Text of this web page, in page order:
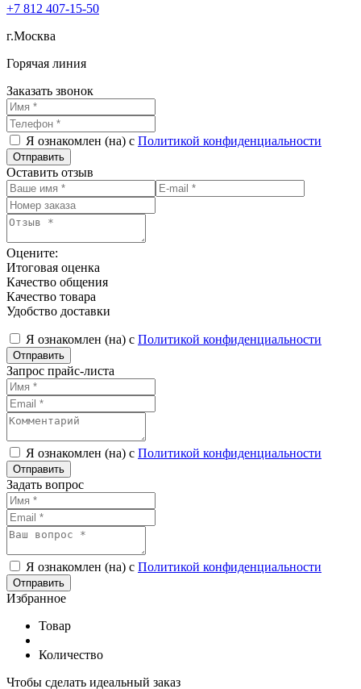
+7 812 407-15-50
г.Москва
Горячая линия
Заказать звонок
Я ознакомлен (на) с Политикой конфиденциальности
Оставить отзыв
Оцените:
Итоговая оценка
Качество общения
Качество товара
Удобство доставки
Я ознакомлен (на) с Политикой конфиденциальности
Запрос прайс-листа
Я ознакомлен (на) с Политикой конфиденциальности
Задать вопрос
Я ознакомлен (на) с Политикой конфиденциальности
Избранное
Товар
Количество
Чтобы сделать идеальный заказ